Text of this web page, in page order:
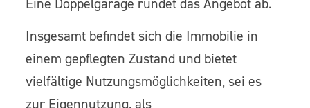
Eine Doppelgarage rundet das Angebot ab.
Insgesamt befindet sich die Immobilie in
einem gepflegten Zustand und bietet
vielfältige Nutzungsmöglichkeiten, sei es
zur Eigennutzung, als